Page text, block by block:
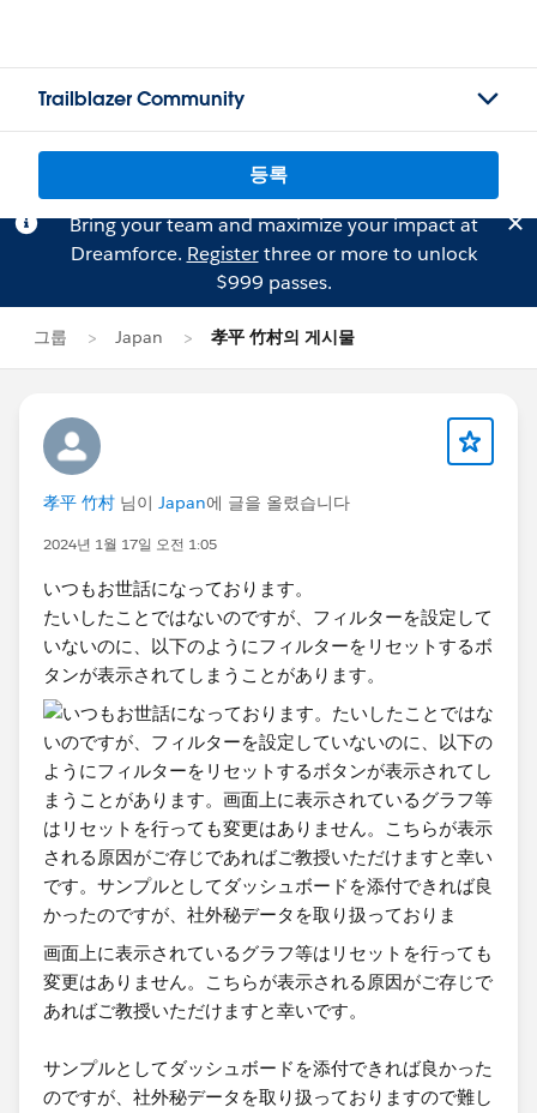
Trailblazer Community
등록
Bring your team and maximize your impact at
Dreamforce. Registerthree or more to unlock
$999 passes.
그룹 Japan 孝平 竹村의 게시물
孝平 竹村 님이 Japan에 글을 올렸습니다
2024년 1월 17일 오전 1:05
いつもお世話になっております。
たいしたことではないのですが、フィルターを設定して
いないのに、以下のようにフィルターをリセットするボ
タンが表示されてしまうことがあります。​
画面上に表示されているグラフ等はリセットを行っても
変更はありません。こちらが表示される原因がご存じで
あれば​ご教授いただけますと幸いです。
サンプルとしてダッシュボードを添付できれば良かった
のですが、社外秘データを取り扱っておりますので難し